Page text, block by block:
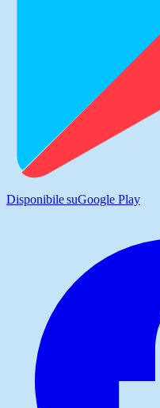
Disponibile suGoogle Play